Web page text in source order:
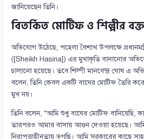
জানিয়েছেন তিনি।
বিতর্কিত মোটিফ ও শিল্পীর
অভিযোগ উঠেছে, পহেলা বৈশাখ উপলক্ষে
([Sheikh Hasina]) এর মুখাকৃতি বানানোর
চালানো হয়েছে। তবে শিল্পী মানবেন্দ্র ঘোষ এ
বলেন, তিনি কেবল একটি বাঘের মোটিফ তৈরি
মুখ নয়।
তিনি বলেন, “আমি শুধু বাঘের মোটিফ বানিয়েছি,
তারপরও আমার বাসায় আগুন দেওয়া হয়েছে।
নিরাপত্তাহীনতায় ভুগছি। আমি সরকারের কাছে